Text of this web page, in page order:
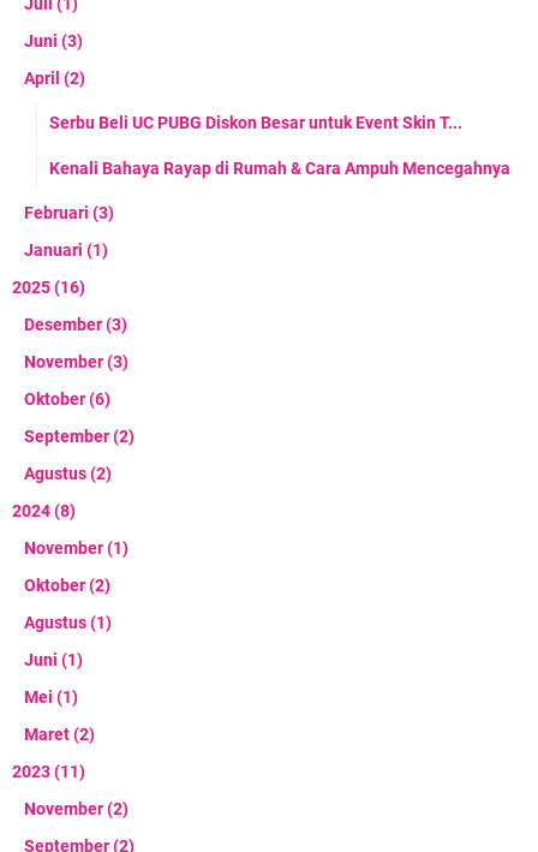
Juni (3)
April (2)
Serbu Beli UC PUBG Diskon Besar untuk Event Skin T...
Kenali Bahaya Rayap di Rumah & Cara Ampuh Mencegahnya
Februari (3)
Januari (1)
2025(16)
Desember(3)
November(3)
Oktober(6)
September(2)
Agustus(2)
2024(8)
November(1)
Oktober(2)
Agustus(1)
Juni (1)
Mei (1)
Maret(2)
2023(11)
November(2)
September(2)